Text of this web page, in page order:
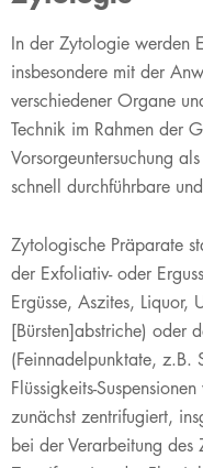
In der Zytologie werden
insbesondere mit der
verschiedener Organe
Technik im Rahmen der
Vorsorgeuntersuchung
schnell durchführbare
Zytologische Präparate
der Exfoliativ- oder
Ergüsse, Aszites, Liquor,
[Bürsten]abstriche) oder
(Feinnadelpunktate, z.B.
Flüssigkeits-
zunächst zentrifugiert,
bei der Verarbeitung